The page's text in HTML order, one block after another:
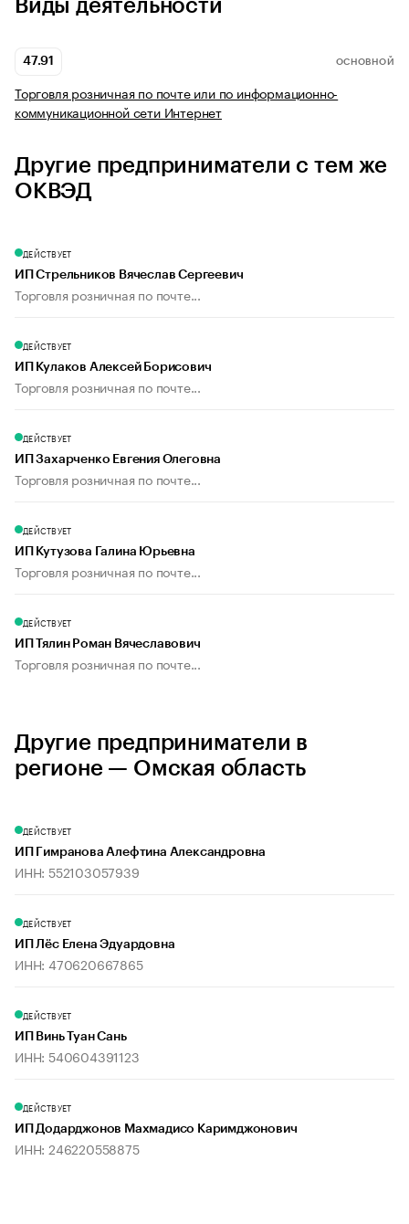
Виды деятельности
47.91 ОСНОВНОЙ
Торговля розничная по почте или по информационно-
коммуникационной сети Интернет
Другие предприниматели с тем же
ОКВЭД
ДЕЙСТВУЕТ
ИП Стрельников Вячеслав Сергеевич
Торговля розничная по почте...
ДЕЙСТВУЕТ
ИП Кулаков Алексей Борисович
Торговля розничная по почте...
ДЕЙСТВУЕТ
ИП Захарченко Евгения Олеговна
Торговля розничная по почте...
ДЕЙСТВУЕТ
ИП Кутузова Галина Юрьевна
Торговля розничная по почте...
ДЕЙСТВУЕТ
ИП Тялин Роман Вячеславович
Торговля розничная по почте...
Другие предприниматели в
регионе — Омская область
ДЕЙСТВУЕТ
ИП Гимранова Алефтина Александровна
ИНН: 552103057939
ДЕЙСТВУЕТ
ИП Лёс Елена Эдуардовна
ИНН: 470620667865
ДЕЙСТВУЕТ
ИП Винь Туан Сань
ИНН: 540604391123
ДЕЙСТВУЕТ
ИП Додарджонов Махмадисо Каримджонович
ИНН: 246220558875